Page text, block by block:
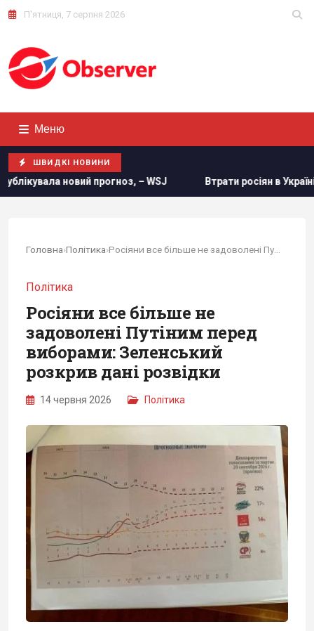
П'ятниця, 7 серпня 2026
Меню
ШВИДКІ НОВИНИ
– WSJ Втрати росіян в Україні сягнули нової
Головна›Політика›
Політика
Росіяни все більше не
задоволені Путіним перед
виборами: Зеленський
розкрив дані розвідки
14 червня 2026 Політика